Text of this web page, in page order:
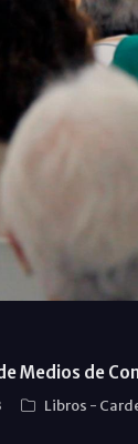
Medios de
Libros -